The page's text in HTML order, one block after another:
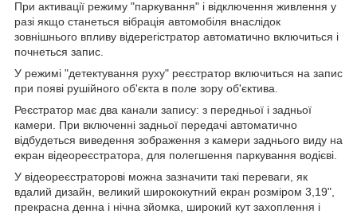
При активації режиму "паркування" і відключення живлення у
разі якщо станеться вібрація автомобіля внаслідок
зовнішнього впливу відерегістратор автоматично включиться і
почнеться запис.
У режимі "детектування руху" реєстратор включиться на запис
при появі рушійного об'єкта в поле зору об'єктива.
Реєстратор має два канали запису: з передньої і задньої
камери. При включенні задньої передачі автоматично
відбудеться виведення зображення з камери заднього виду на
екран відеореєстратора, для полегшення паркування водієві.
У відеореєстраторові можна зазначити такі переваги, як
вдалий дизайн, великий ширококутний екран розміром 3,19",
прекрасна денна і нічна зйомка, широкий кут захоплення і